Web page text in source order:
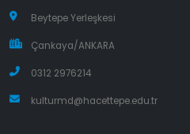
Beytepe Yerleşkesi
Çankaya/ANKARA
0312 2976214
kulturmd@hacettepe.edu.tr